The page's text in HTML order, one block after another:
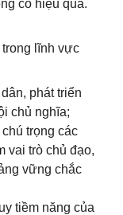
có hiệu quả.
trong lĩnh vực
phát triển
chủ nghĩa;
trọng các
vai trò chủ đạo,
vững chắc
tiềm năng của